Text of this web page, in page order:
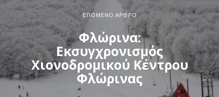
ΕΠΌΜΕΝΟ ΆΡΘΡΟ
Φλώρινα:
Εκσυγχρονισμός
Χιονοδρομικού Κέντρου
Φλώρινας